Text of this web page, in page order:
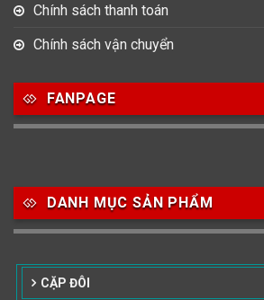
Chính sách thanh toán
Chính sách vận chuyển
FANPAGE
DANH MỤC SẢN PHẨM
CẶP ĐÔI